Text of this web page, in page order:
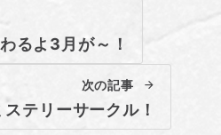
るよ3月が～！
次の記事
テリーサークル！